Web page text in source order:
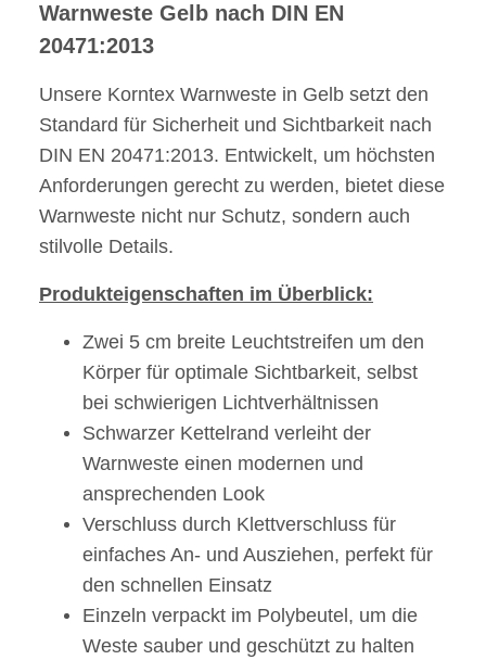
Warnweste Gelb nach DIN EN
20471:2013
Unsere Korntex Warnweste in Gelb setzt den
Standard für Sicherheit und Sichtbarkeit nach
DIN EN 20471:2013. Entwickelt, um höchsten
Anforderungen gerecht zu werden, bietet diese
Warnweste nicht nur Schutz, sondern auch
stilvolle Details.
Produkteigenschaften im Überblick:
Zwei 5 cm breite Leuchtstreifen um den
Körper für optimale Sichtbarkeit, selbst
bei schwierigen Lichtverhältnissen
Schwarzer Kettelrand verleiht der
Warnweste einen modernen und
ansprechenden Look
Verschluss durch Klettverschluss für
einfaches An- und Ausziehen, perfekt für
den schnellen Einsatz
Einzeln verpackt im Polybeutel, um die
Weste sauber und geschützt zu halten